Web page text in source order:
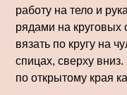
работу на тело и
рядами на круговых
вязать по кругу на
спицах, сверху
по открытому края